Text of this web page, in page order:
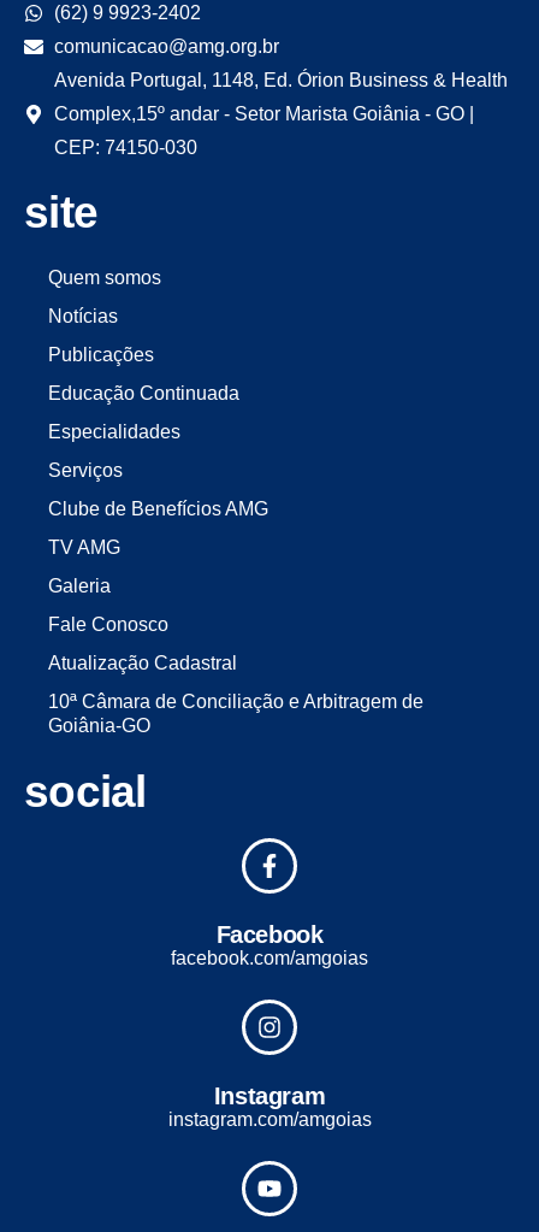
(62) 9 9923-2402
comunicacao@amg.org.br
Avenida Portugal, 1148, Ed. Órion Business & Health
Complex,15º andar - Setor Marista Goiânia - GO |
CEP: 74150-030
site
Quem somos
Notícias
Publicações
Educação Continuada
Especialidades
Serviços
Clube de Benefícios AMG
TV AMG
Galeria
Fale Conosco
Atualização Cadastral
10ª Câmara de Conciliação e Arbitragem de
Goiânia-GO
social
Facebook
facebook.com/amgoias
Instagram
instagram.com/amgoias